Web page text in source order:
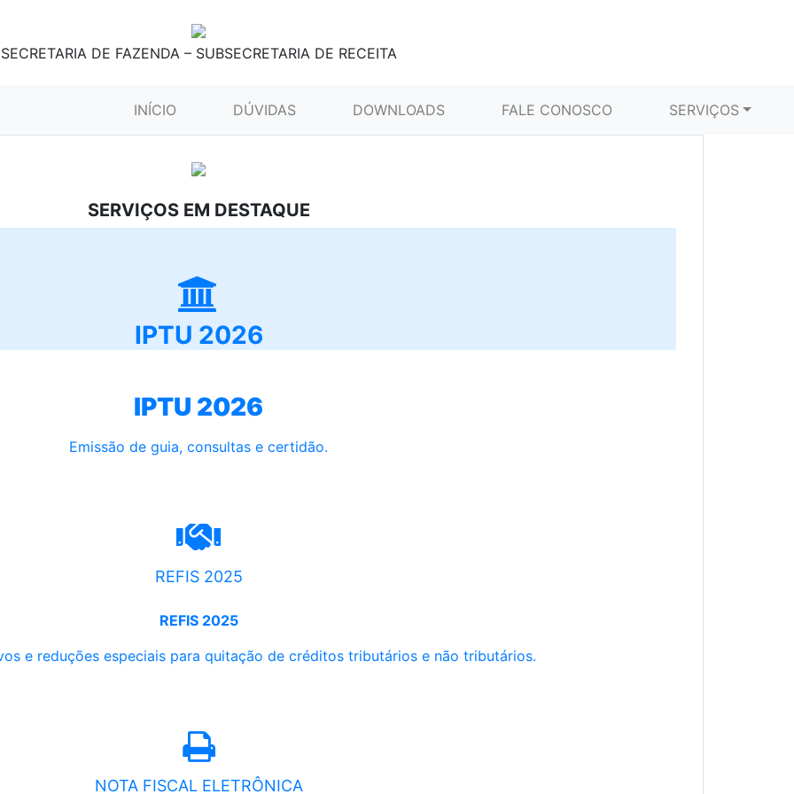
SECRETARIA DE FAZENDA – SUBSECRETARIA DE RECEITA
INÍCIO (CURRENT)DÚVIDAS DOWNLOADS FALE CONOSCO SERVIÇOS
SERVIÇOS EM DESTAQUE
IPTU 2026
IPTU 2026
Emissão de guia, consultas e certidão.
REFIS 2025
REFIS 2025
e reduções especiais para quitação de créditos tributários e não tributários.
NOTA FISCAL ELETRÔNICA